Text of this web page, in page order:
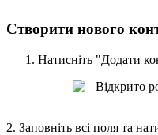
Створити нового кон
Натисніть "Додати ко
2. Заповніть всі поля та нат